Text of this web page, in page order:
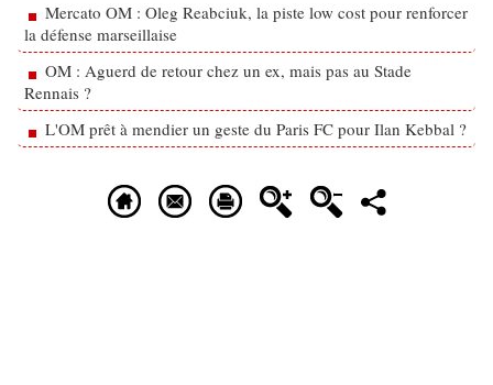
Mercato OM : Oleg Reabciuk, la piste low cost pour renforcer
la défense marseillaise
OM : Aguerd de retour chez un ex, mais pas au Stade
Rennais ?
L'OM prêt à mendier un geste du Paris FC pour Ilan Kebbal ?